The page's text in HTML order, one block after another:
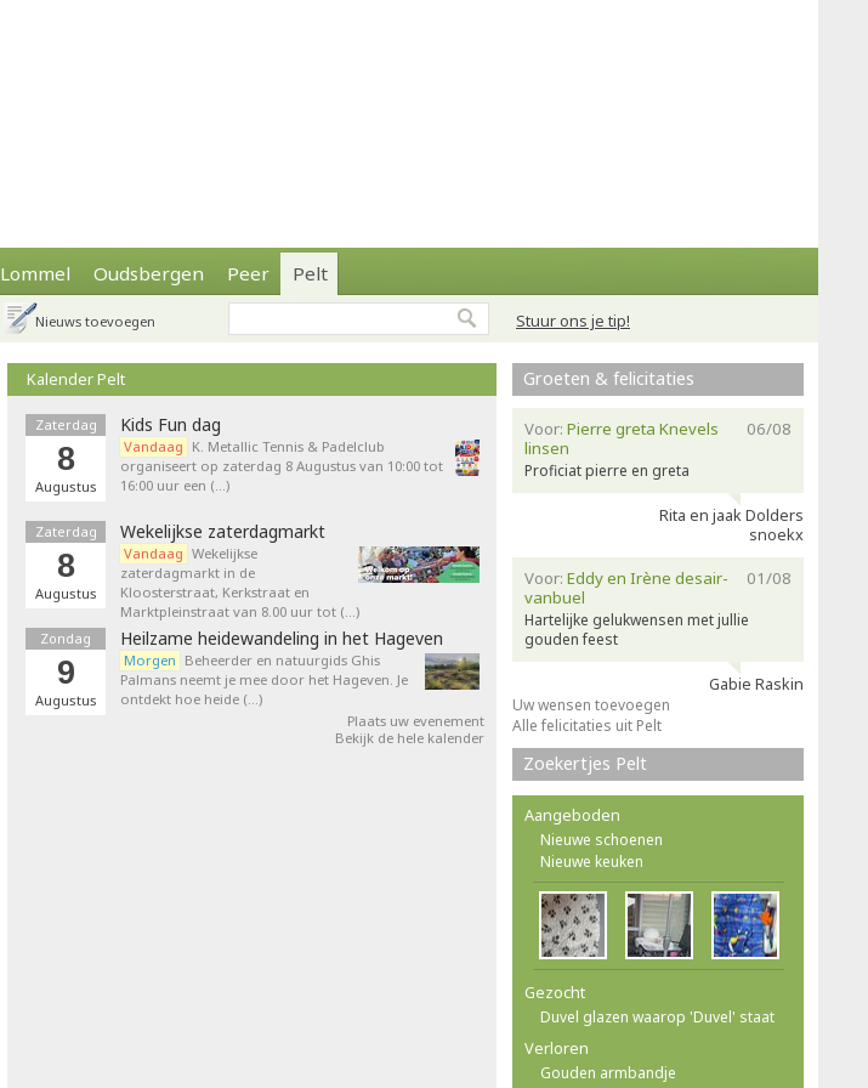
Lommel Oudsbergen Peer Pelt
Stuur ons je tip!
Nieuws toevoegen
Kalender Pelt
Zaterdag
8
Augustus
Kids Fun dag
Vandaag K. Metallic Tennis & Padelclub
organiseert op zaterdag 8 Augustus van 10:00 tot
16:00 uur een (…)
Zaterdag
8
Augustus
Wekelijkse zaterdagmarkt
Vandaag Wekelijkse
zaterdagmarkt in de
Kloosterstraat, Kerkstraat en
Marktpleinstraat van 8.00 uur tot (…)
Zondag
9
Augustus
Heilzame heidewandeling in het Hageven
Morgen Beheerder en natuurgids Ghis
Palmans neemt je mee door het Hageven. Je
ontdekt hoe heide (…)
Plaats uw evenement
Bekijk de hele kalender
Groeten & felicitaties
06/08
Voor: Pierre greta Knevels
linsen
Proficiat pierre en greta
Rita en jaak Dolders
snoekx
01/08
Voor: Eddy en Irène desair-
vanbuel
Hartelijke gelukwensen met jullie
gouden feest
Gabie Raskin
Uw wensen toevoegen
Alle felicitaties uit Pelt
Zoekertjes Pelt
Aangeboden
Nieuwe schoenen
Nieuwe keuken
Gezocht
Duvel glazen waarop 'Duvel' staat
Verloren
Gouden armbandje